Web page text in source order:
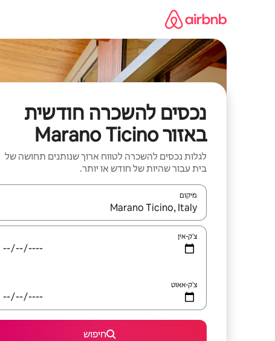
נכסים להשכרה חודשית
באזור Marano Ticino
לגלות נכסים להשכרה לטווח ארוך שנותנים תחושה של
בית עבור שהיות של חודש או יותר.
מיקום
כאשר התוצאות יהיו זמינות, יש לנווט עם מקשי החיצים
צ'ק-אין
צ'ק-אאוט
חיפוש